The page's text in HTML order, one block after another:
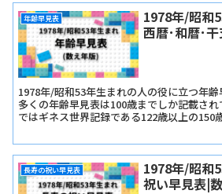
年齢早見表
1978年/昭和
西暦･和暦･
1978年/昭和53年生まれの人の役に立つ年齢
多くの年齢早見表は100歳までしか記載さ
ではギネス世界記録である122歳以上の150
長寿の祝い早見表
1978年/昭和
祝い早見表|